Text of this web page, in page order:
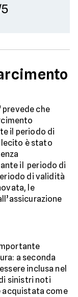
prevede che
il periodo di
è stato
il periodo di
di validità
le
a seconda
inclusa nel
sinistri noti
acquistata come